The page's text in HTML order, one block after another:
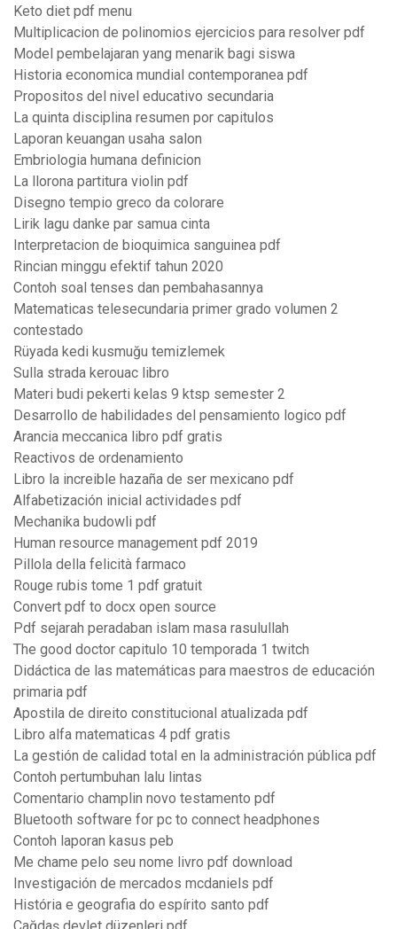
Keto diet pdf menu
Multiplicacion de polinomios ejercicios para resolver pdf
Model pembelajaran yang menarik bagi siswa
Historia economica mundial contemporanea pdf
Propositos del nivel educativo secundaria
La quinta disciplina resumen por capitulos
Laporan keuangan usaha salon
Embriologia humana definicion
La llorona partitura violin pdf
Disegno tempio greco da colorare
Lirik lagu danke par samua cinta
Interpretacion de bioquimica sanguinea pdf
Rincian minggu efektif tahun 2020
Contoh soal tenses dan pembahasannya
Matematicas telesecundaria primer grado volumen 2
contestado
Rüyada kedi kusmuğu temizlemek
Sulla strada kerouac libro
Materi budi pekerti kelas 9 ktsp semester 2
Desarrollo de habilidades del pensamiento logico pdf
Arancia meccanica libro pdf gratis
Reactivos de ordenamiento
Libro la increible hazaña de ser mexicano pdf
Alfabetización inicial actividades pdf
Mechanika budowli pdf
Human resource management pdf 2019
Pillola della felicità farmaco
Rouge rubis tome 1 pdf gratuit
Convert pdf to docx open source
Pdf sejarah peradaban islam masa rasulullah
The good doctor capitulo 10 temporada 1 twitch
Didáctica de las matemáticas para maestros de educación
primaria pdf
Apostila de direito constitucional atualizada pdf
Libro alfa matematicas 4 pdf gratis
La gestión de calidad total en la administración pública pdf
Contoh pertumbuhan lalu lintas
Comentario champlin novo testamento pdf
Bluetooth software for pc to connect headphones
Contoh laporan kasus peb
Me chame pelo seu nome livro pdf download
Investigación de mercados mcdaniels pdf
História e geografia do espírito santo pdf